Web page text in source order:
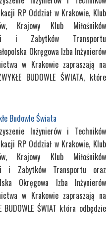
RP Oddział w Krakowie, Klub
Krajowy Klub Miłośników
i Zabytków Transportu
Okręgowa Izba Inżynierów
w Krakowie zapraszają na
BUDOWLE ŚWIATA, które
Budowle Świata
Inżynierów i Techników
RP Oddział w Krakowie, Klub
Krajowy Klub Miłośników
i Zabytków Transportu oraz
Okręgowa Izba Inżynierów
w Krakowie zapraszają na
ŚWIAT która odbędzie